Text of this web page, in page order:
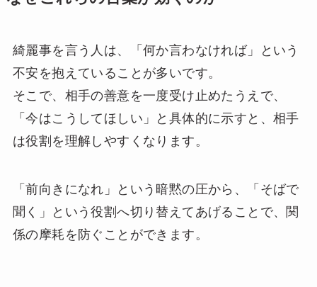
綺麗事を言う人は、「何か言わなければ」という
不安を抱えていることが多いです。
そこで、相手の善意を一度受け止めたうえで、
「今はこうしてほしい」と具体的に示すと、相手
は役割を理解しやすくなります。
「前向きになれ」という暗黙の圧から、「そばで
聞く」という役割へ切り替えてあげることで、関
係の摩耗を防ぐことができます。